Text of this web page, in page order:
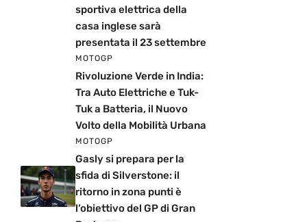
sportiva elettrica della
casa inglese sarà
presentata il 23 settembre
MOTOGP
Rivoluzione Verde in India:
Tra Auto Elettriche e Tuk-
Tuk a Batteria, il Nuovo
Volto della Mobilità Urbana
MOTOGP
Gasly si prepara per la
sfida di Silverstone: il
ritorno in zona punti è
l’obiettivo del GP di Gran